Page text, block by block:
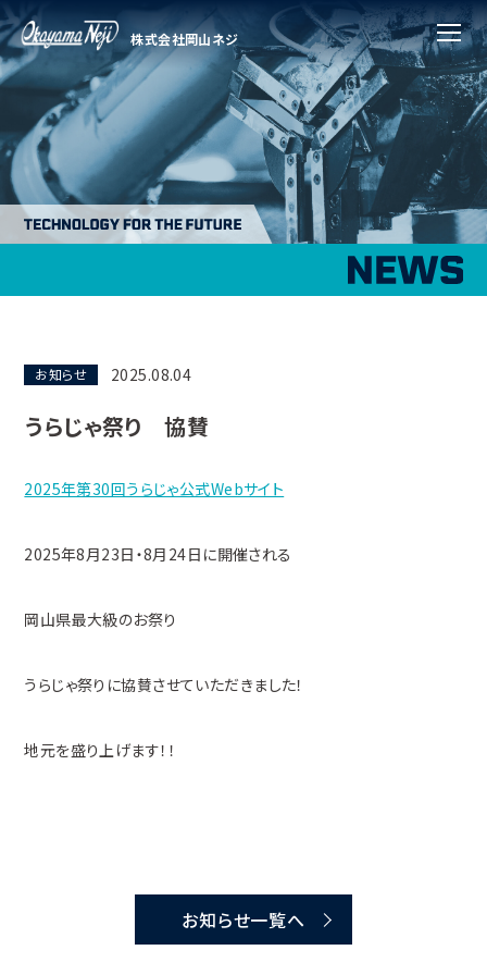
株式会社岡山ネジ メニ
お知らせ 2025.08.04
うらじゃ祭り 協賛
2025年第30回うらじゃ公式Webサイト
2025年8月23日・8月24日に開催される
岡山県最大級のお祭り
うらじゃ祭りに協賛させていただきました！
地元を盛り上げます！！
お知らせ一覧へ